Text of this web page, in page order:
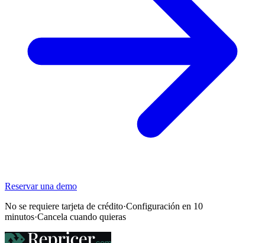
Reservar una demo
No se requiere tarjeta de crédito·Configuración en 10
minutos·Cancela cuando quieras